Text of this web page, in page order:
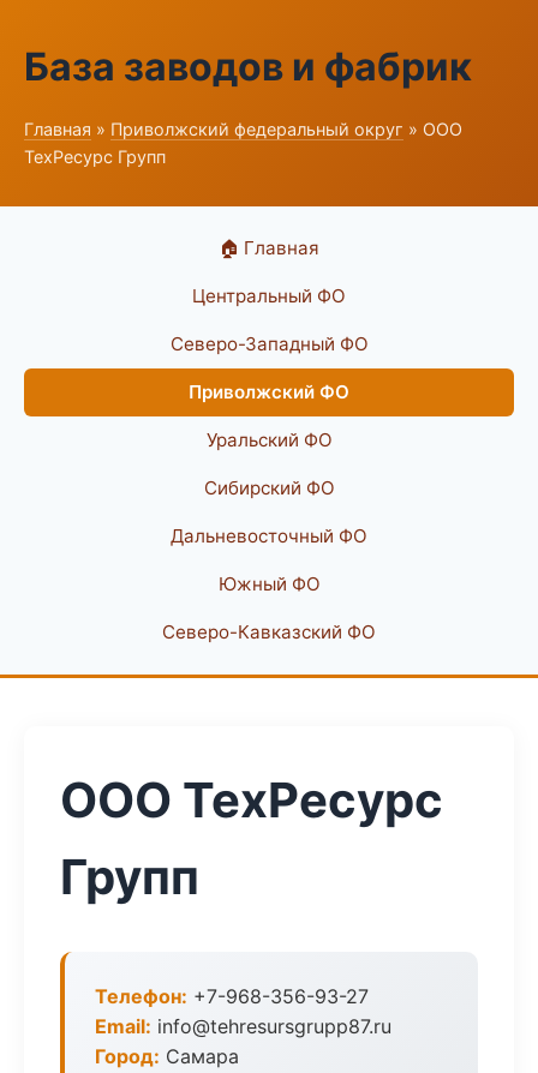
База заводов и фабрик
Главная » Приволжский федеральный округ » ООО
ТехРесурс Групп
🏠 Главная
Центральный ФО
Северо-Западный ФО
Приволжский ФО
Уральский ФО
Сибирский ФО
Дальневосточный ФО
Южный ФО
Северо-Кавказский ФО
ООО ТехРесурс
Групп
Телефон: +7-968-356-93-27
Email: info@tehresursgrupp87.ru
Город: Самара